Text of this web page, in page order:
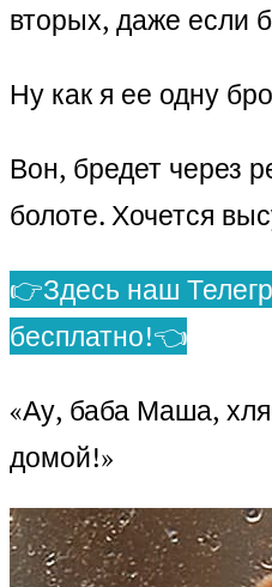
вторых, даже если
Ну как я ее одну
Вон, бредет через
болоте. Хочется
👉Здесь наш
бесплатно!👈
«Ау, баба Маша,
домой!»